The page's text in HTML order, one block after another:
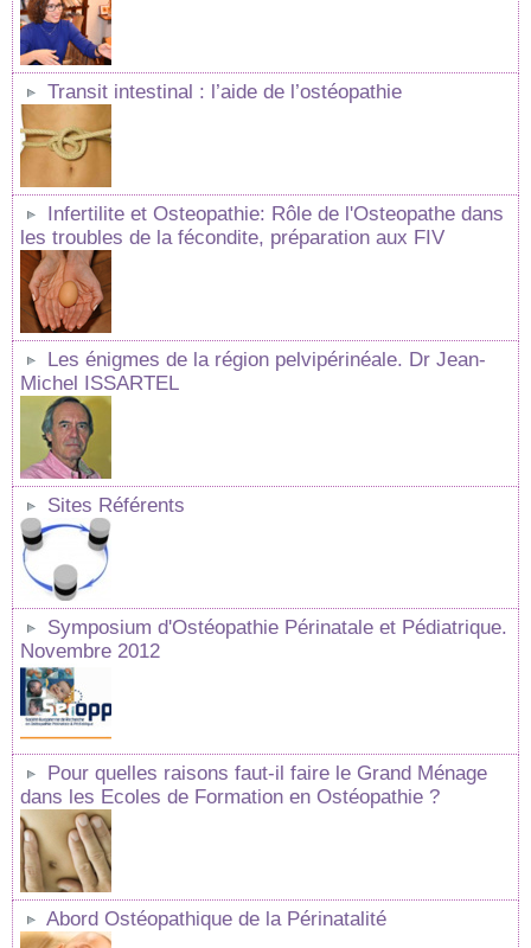
Transit intestinal : l’aide de l’ostéopathie
Infertilite et Osteopathie: Rôle de l'Osteopathe dans
les troubles de la fécondite, préparation aux FIV
Les énigmes de la région pelvipérinéale. Dr Jean-
Michel ISSARTEL
Sites Référents
Symposium d'Ostéopathie Périnatale et Pédiatrique.
Novembre 2012
Pour quelles raisons faut-il faire le Grand Ménage
dans les Ecoles de Formation en Ostéopathie ?
Abord Ostéopathique de la Périnatalité